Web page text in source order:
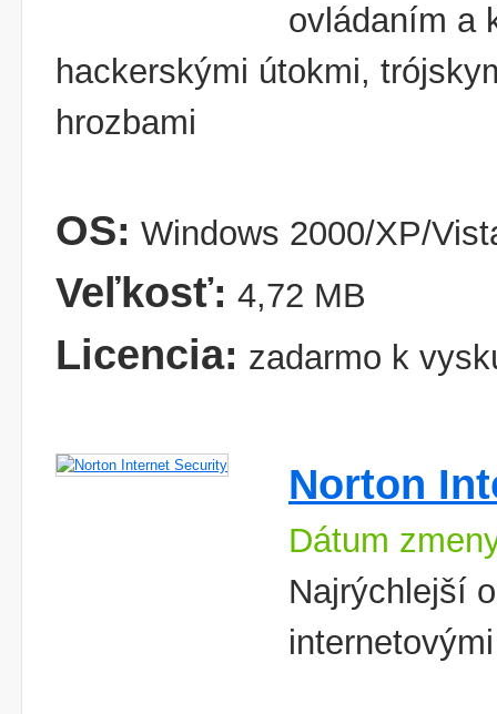
ovládaním a
hackerskými útokmi,
hrozbami
OS: Windows 2000/XP/
Veľkosť: 4,72 MB
Licencia: zadarmo k
Norton
Dátum
Najrýchlejší